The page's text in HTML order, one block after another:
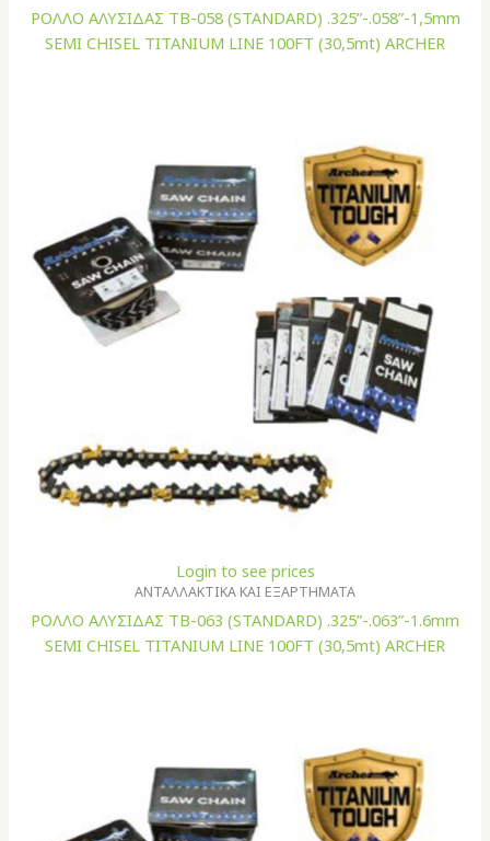
ΡΟΛΛΟ ΑΛΥΣΙΔΑΣ TB-058 (STANDARD) .325”-.058”-1,5mm
SEMI CHISEL TITANIUM LINE 100FT (30,5mt) ARCHER
Login to see prices
ΑΝΤΑΛΛΑΚΤΙΚΑ ΚΑΙ ΕΞΑΡΤΗΜΑΤΑ
ΡΟΛΛΟ ΑΛΥΣΙΔΑΣ TB-063 (STANDARD) .325”-.063”-1.6mm
SEMI CHISEL TITANIUM LINE 100FT (30,5mt) ARCHER